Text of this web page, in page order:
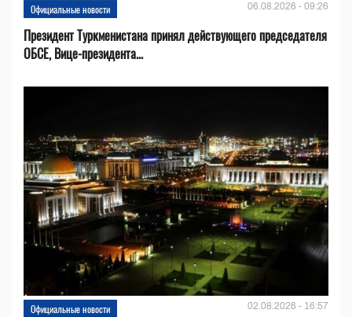
Официальные новости 06.08.2026 - 09:26
Президент Туркменистана принял действующего председателя
ОБСЕ, Вице-президента...
Официальные новости 02.08.2026 - 16:57